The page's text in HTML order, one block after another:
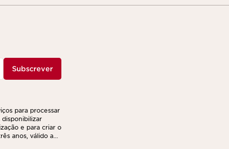
Subscrever
para processar
e para criar o
anos, válido a
e transferir as